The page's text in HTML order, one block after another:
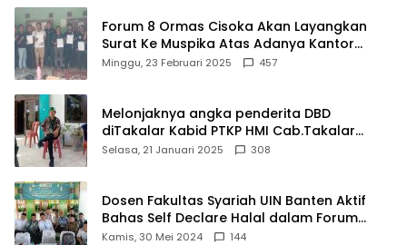
Forum 8 Ormas Cisoka Akan Layangkan
Surat Ke Muspika Atas Adanya Kantor
Matel di Cisoka
Minggu, 23 Februari 2025 457
Melonjaknya angka penderita DBD
diTakalar Kabid PTKP HMI Cab.Takalar
angkat bicara
Selasa, 21 Januari 2025 308
Dosen Fakultas Syariah UIN Banten Aktif
Bahas Self Declare Halal dalam Forum
Ijtima Ulama MUI
Kamis, 30 Mei 2024 144